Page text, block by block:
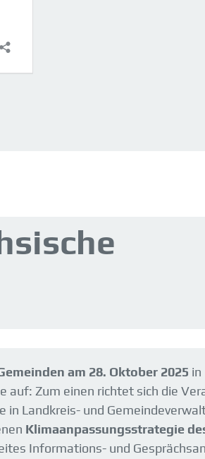
am 28. Oktober 2025 in
auf: Zum einen richtet sich die
Landkreis- und
Klimaanpassungsstrategie
Informations- und